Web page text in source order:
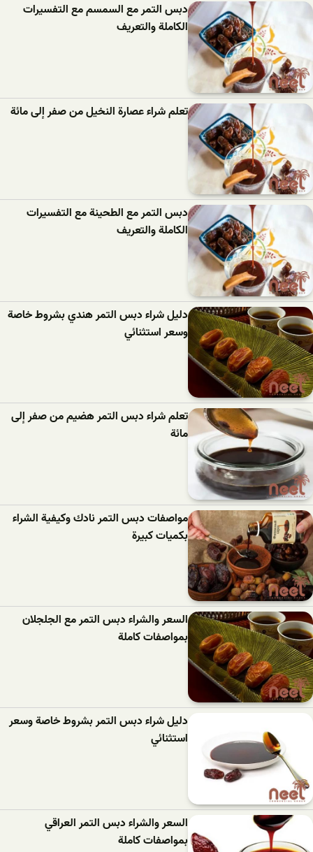
دبس التمر مع السمسم مع التفسيرات
الكاملة والتعريف
تعلم شراء عصارة النخيل من صفر إلى مائة
دبس التمر مع الطحينة مع التفسيرات
الكاملة والتعريف
دليل شراء دبس التمر هندي بشروط خاصة
وسعر استثنائي
تعلم شراء دبس التمر هضيم من صفر إلى
مائة
مواصفات دبس التمر نادك وكيفية الشراء
بكميات كبيرة
السعر والشراء دبس التمر مع الجلجلان
بمواصفات كاملة
دليل شراء دبس التمر بشروط خاصة وسعر
استثنائي
السعر والشراء دبس التمر العراقي
بمواصفات كاملة